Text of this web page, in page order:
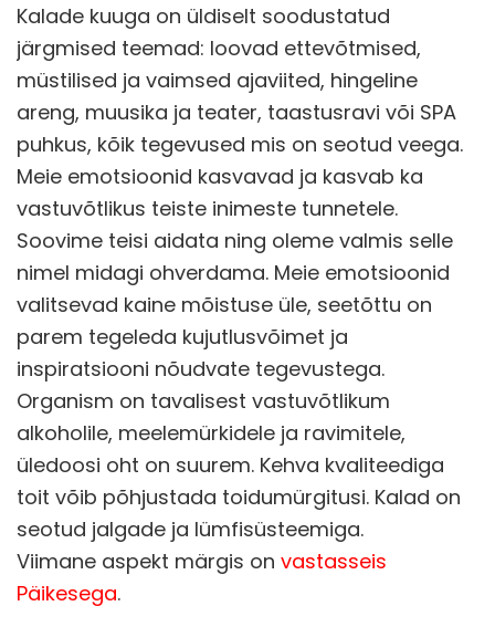
Kalade kuuga on üldiselt soodustatud
järgmised teemad: loovad ettevõtmised,
müstilised ja vaimsed ajaviited, hingeline
areng, muusika ja teater, taastusravi või SPA
puhkus, kõik tegevused mis on seotud veega.
Meie emotsioonid kasvavad ja kasvab ka
vastuvõtlikus teiste inimeste tunnetele.
Soovime teisi aidata ning oleme valmis selle
nimel midagi ohverdama. Meie emotsioonid
valitsevad kaine mõistuse üle, seetõttu on
parem tegeleda kujutlusvõimet ja
inspiratsiooni nõudvate tegevustega.
Organism on tavalisest vastuvõtlikum
alkoholile, meelemürkidele ja ravimitele,
üledoosi oht on suurem. Kehva kvaliteediga
toit võib põhjustada toidumürgitusi. Kalad on
seotud jalgade ja lümfisüsteemiga.
Viimane aspekt märgis on vastasseis
Päikesega.